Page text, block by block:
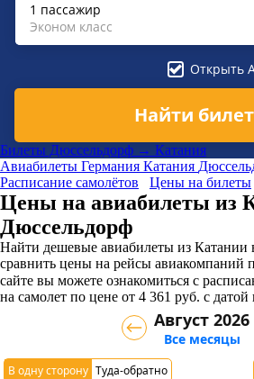
1 пассажир
Эконом класс
Открыть
Найти
Билеты Дюссельдорф → Катания
Авиабилеты Германия Катания
Расписание самолётов
Цены на билеты
Цены на авиабилеты из
Дюссельдорф
Найти дешевые авиабилеты из Катании
сравнить цены на рейсы авиакомпаний
сайте вы можете ознакомиться с
на самолет по цене от 4 361 руб. с датой
В одну сторону Туда-обратно
Август 2026
Все месяцы